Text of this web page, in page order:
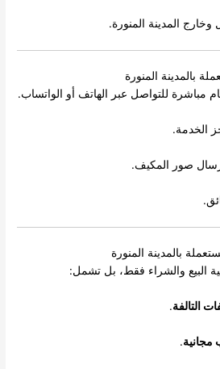
المدينة المنورة.
بالمدينة المنورة
مباشرة للتواصل عبر الهاتف أو الواتساب.
الخدمة.
صور المكيف.
بالمدينة المنورة
البيع والشراء فقط، بل تشمل:
التالفة.
.